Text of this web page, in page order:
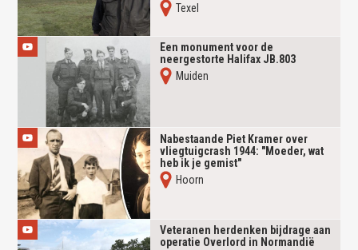
Texel
Een monument voor de
neergestorte Halifax JB.803
Muiden
Nabestaande Piet Kramer over
vliegtuigcrash 1944: "Moeder, wat
heb ik je gemist"
Hoorn
Veteranen herdenken bijdrage aan
operatie Overlord in Normandië